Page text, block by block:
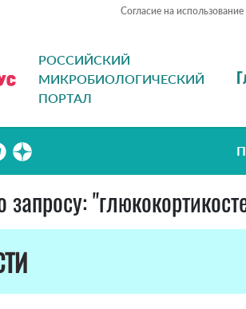
Согласие на
РОССИЙСКИЙ
МИКРОБИОЛОГИЧЕСКИЙ
ПОРТАЛ
запросу: